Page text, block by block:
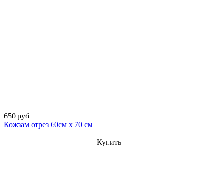
650 руб.
Кожзам отрез 60см х 70 см
Купить